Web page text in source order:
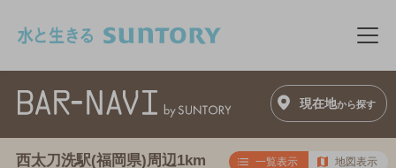
メ
現在地から探す
西太刀洗駅(福岡県)周辺1km
一覧表示 地図表示